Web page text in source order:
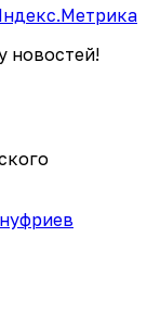
новостей!